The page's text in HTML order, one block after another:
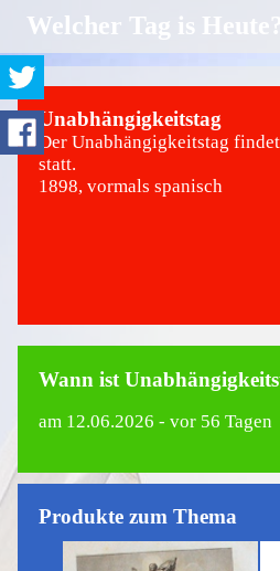
Welcher Tag is Heute?
Unabhängigkeitstag
Der Unabhängigkeitstag
statt.
1898, vormals spanisch
Wann ist
am 12.06.2026 - vor 56 Tagen
Produkte zum Thema